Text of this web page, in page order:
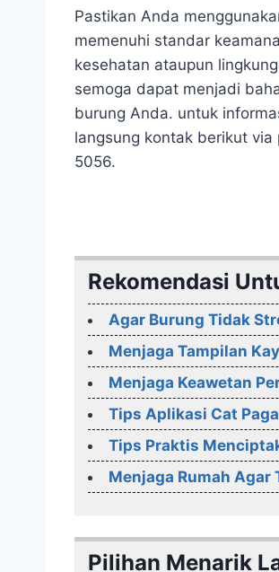
Pastikan Anda
memenuhi standar
kesehatan ataupun
semoga dapat menjadi
burung Anda. untuk
langsung kontak berikut
5056.
Rekomendasi
Agar Burung Tidak
Menjaga Tampilan
Menjaga Keawetan
Tips Aplikasi Cat
Tips Praktis
Menjaga Rumah Agar
Pilihan Menarik